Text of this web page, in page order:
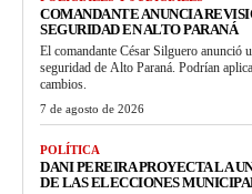
COMANDANTE ANUNCIA
SEGURIDAD EN ALTO PARANÁ
El comandante César Silguero anunció
seguridad de Alto Paraná. Podrían
cambios.
7 de agosto de 2026
POLÍTICA
DANI PEREIRA PROYECTA LA
DE LAS ELECCIONES